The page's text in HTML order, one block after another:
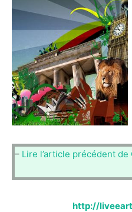
– Lire l’article précédent
http://